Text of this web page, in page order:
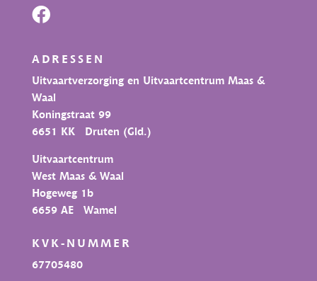

ADRESSEN
Uitvaartverzorging en Uitvaartcentrum Maas &
Waal
Koningstraat 99
6651 KK Druten (Gld.)
Uitvaartcentrum
West Maas & Waal
Hogeweg 1b
6659 AE Wamel
KVK-NUMMER
67705480